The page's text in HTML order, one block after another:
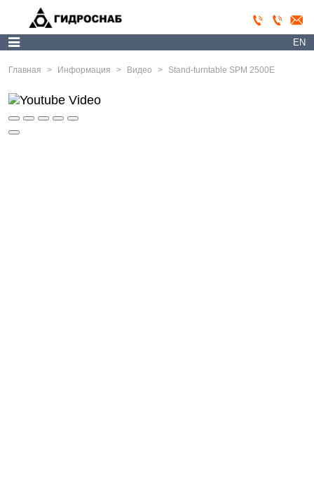
EN
Главная > Информация > Видео > Stand-turntable SPM 2500E